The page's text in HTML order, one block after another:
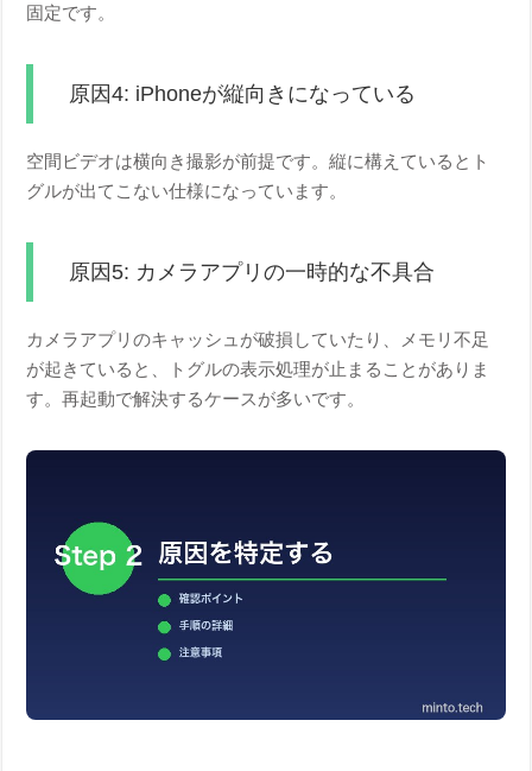
固定です。
原因4: iPhoneが縦向きになっている
空間ビデオは横向き撮影が前提です。縦に構えているとト
グルが出てこない仕様になっています。
原因5: カメラアプリの一時的な不具合
カメラアプリのキャッシュが破損していたり、メモリ不足
が起きていると、トグルの表示処理が止まることがありま
す。再起動で解決するケースが多いです。